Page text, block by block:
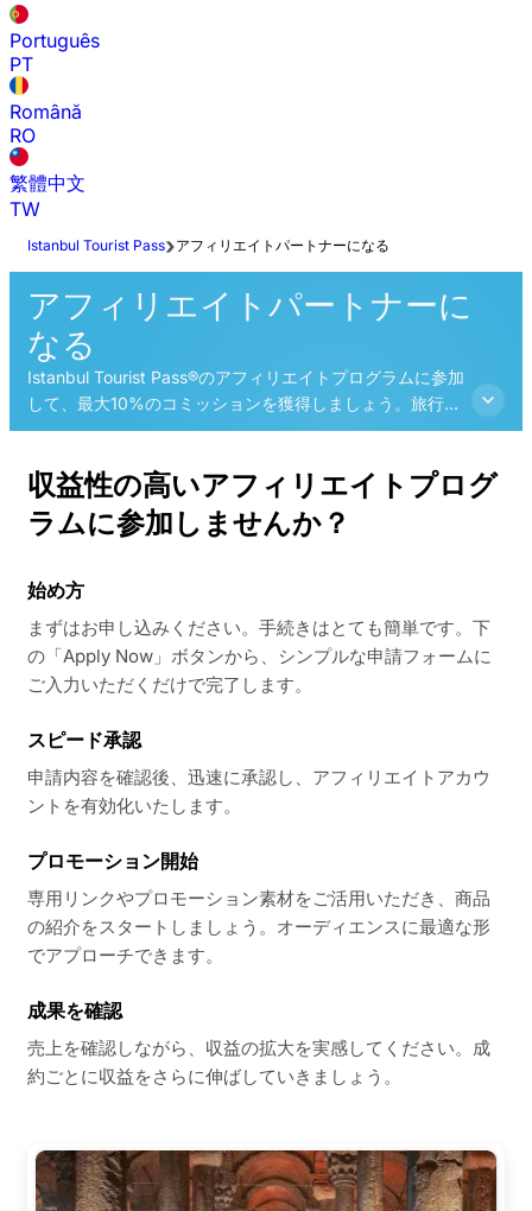
Português
PT
Română
RO
繁體中文
TW
Istanbul Tourist Pass アフィリエイトパートナーになる
アフィリエイトパートナーに
なる
Istanbul Tourist Pass®のアフィリエイトプログラムに参加
して、最大10%のコミッションを獲得しましょう。旅行者
のイスタンブール旅行の計画をサポートしながら、信頼で
収益性の高いアフィリエイトプログ
ラムに参加しませんか？
始め方
まずはお申し込みください。手続きはとても簡単です。下
の「Apply Now」ボタンから、シンプルな申請フォームに
ご入力いただくだけで完了します。
スピード承認
申請内容を確認後、迅速に承認し、アフィリエイトアカウ
ントを有効化いたします。
プロモーション開始
専用リンクやプロモーション素材をご活用いただき、商品
の紹介をスタートしましょう。オーディエンスに最適な形
でアプローチできます。
成果を確認
売上を確認しながら、収益の拡大を実感してください。成
約ごとに収益をさらに伸ばしていきましょう。